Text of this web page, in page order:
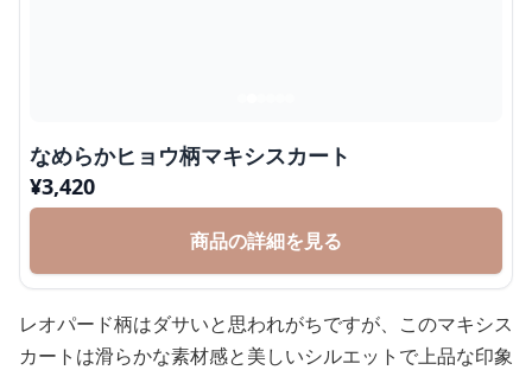
なめらかヒョウ柄マキシスカート
¥3,420
商品の詳細を見る
レオパード柄はダサいと思われがちですが、このマキシス
カートは滑らかな素材感と美しいシルエットで上品な印象